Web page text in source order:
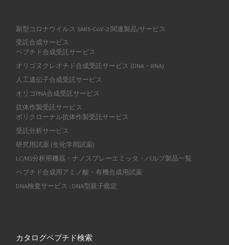
新型コロナウイルス SARS-CoV-2 関連製品/サービス
受託合成サービス
ペプチド合成受託サービス
オリゴヌクレオチド合成受託サービス (DNA・RNA)
人工遺伝子合成受託サービス
オリゴPNA合成受託サービス
抗体作製受託サービス
ポリクローナル抗体作製受託サービス
受託分析サービス
研究用試薬 (生化学用試薬)
LC/MS分析用機器・ナノスプレーエミッタ・バルブ製品一覧
ペプチド合成用アミノ酸・有機合成用試薬
DNA検査サービス : DNA型親子鑑定
カタログペプチド検索